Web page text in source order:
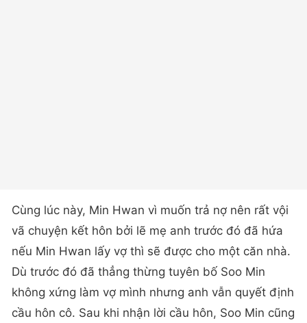
Cùng lúc này, Min Hwan vì muốn trả nợ nên rất vội
vã chuyện kết hôn bởi lẽ mẹ anh trước đó đã hứa
nếu Min Hwan lấy vợ thì sẽ được cho một căn nhà.
Dù trước đó đã thẳng thừng tuyên bố Soo Min
không xứng làm vợ mình nhưng anh vẫn quyết định
cầu hôn cô. Sau khi nhận lời cầu hôn, Soo Min cũng